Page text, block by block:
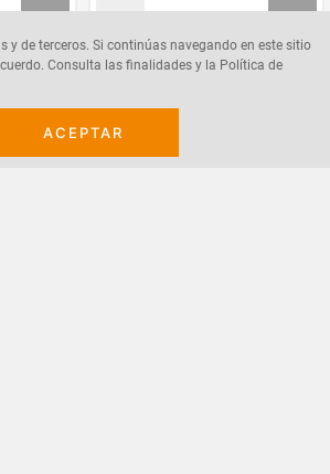
y de terceros. Si continúas navegando en este sitio
Consulta las finalidades y la Política de
ACEPTAR